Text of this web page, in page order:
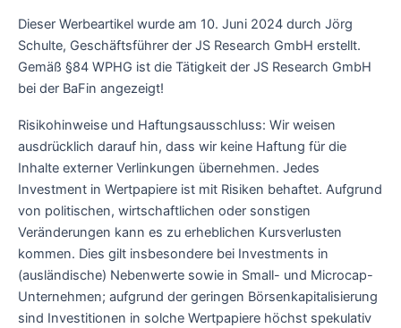
Dieser Werbeartikel wurde am 10. Juni 2024 durch Jörg
Schulte, Geschäftsführer der JS Research GmbH erstellt.
Gemäß §84 WPHG ist die Tätigkeit der JS Research GmbH
bei der BaFin angezeigt!
Risikohinweise und Haftungsausschluss: Wir weisen
ausdrücklich darauf hin, dass wir keine Haftung für die
Inhalte externer Verlinkungen übernehmen. Jedes
Investment in Wertpapiere ist mit Risiken behaftet. Aufgrund
von politischen, wirtschaftlichen oder sonstigen
Veränderungen kann es zu erheblichen Kursverlusten
kommen. Dies gilt insbesondere bei Investments in
(ausländische) Nebenwerte sowie in Small- und Microcap-
Unternehmen; aufgrund der geringen Börsenkapitalisierung
sind Investitionen in solche Wertpapiere höchst spekulativ